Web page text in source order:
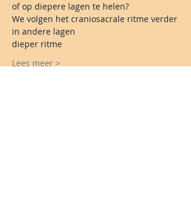
of op diepere lagen te helen?
We volgen het craniosacrale ritme verder
in andere lagen
dieper ritme
Lees meer >